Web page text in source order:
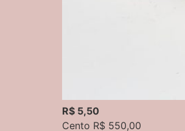
R$ 5,50
Cento R$ 550,00